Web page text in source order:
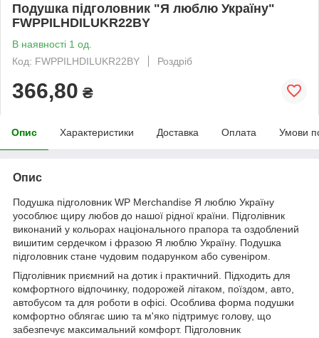
Подушка підголовник "Я люблю Україну"
FWPPILHDILUKR22BY
В наявності 1 од.
Код: FWPPILHDILUKR22BY
Роздріб
366,80 ₴
Опис Характеристики Доставка Оплата Умови
Опис
Подушка підголовник WP Merchandise Я люблю Україну
уособлює щиру любов до нашої рідної країни. Підголівник
виконаний у кольорах національного прапора та оздоблений
вишитим сердечком і фразою Я люблю Україну. Подушка
підголовник стане чудовим подарунком або сувеніром.
Підголівник приємний на дотик і практичний. Підходить для
комфортного відпочинку, подорожей літаком, поїздом, авто,
автобусом та для роботи в офісі. Особлива форма подушки
комфортно облягає шию та м'яко підтримує голову, що
забезпечує максимальний комфорт. Підголовник